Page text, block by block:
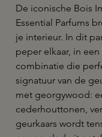
De iconische Bois
Essential Parfums
je interieur. In dit
peper elkaar, in
combinatie die
signatuur van de
met georgywood:
cederhouttonen,
geurkaars wordt